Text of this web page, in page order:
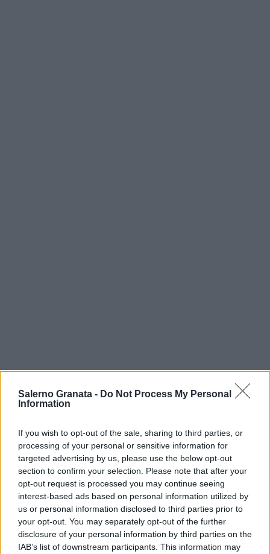
Salerno Granata - Do Not Process My Personal
Information
If you wish to opt-out of the sale, sharing to third parties, or
processing of your personal or sensitive information for
targeted advertising by us, please use the below opt-out
section to confirm your selection. Please note that after your
opt-out request is processed you may continue seeing
interest-based ads based on personal information utilized by
us or personal information disclosed to third parties prior to
your opt-out. You may separately opt-out of the further
disclosure of your personal information by third parties on the
IAB’s list of downstream participants. This information may